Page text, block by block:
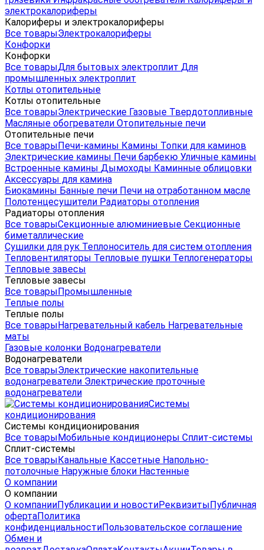
электрокалориферы
Калориферы и электрокалориферы
Все товарыЭлектрокалориферы
Конфорки
Конфорки
Все товарыДля бытовых электроплит Для
промышленных электроплит
Котлы отопительные
Котлы отопительные
Все товарыЭлектрические Газовые Твердотопливные
Масляные обогреватели Отопительные печи
Отопительные печи
Все товарыПечи-камины Камины Топки для каминов
Электрические камины Печи барбекю Уличные камины
Встроенные камины Дымоходы Каминные облицовки
Аксессуары для камина
Биокамины Банные печи Печи на отработанном масле
Полотенцесушители Радиаторы отопления
Радиаторы отопления
Все товарыСекционные алюминиевые Секционные
биметаллические
Сушилки для рук Теплоноситель для систем отопления
Тепловентиляторы Тепловые пушки Теплогенераторы
Тепловые завесы
Тепловые завесы
Все товарыПромышленные
Теплые полы
Теплые полы
Все товарыНагревательный кабель Нагревательные
маты
Газовые колонки Водонагреватели
Водонагреватели
Все товарыЭлектрические накопительные
водонагреватели Электрические проточные
водонагреватели
Системы
кондиционирования
Системы кондиционирования
Все товарыМобильные кондиционеры Сплит-системы
Сплит-системы
Все товарыКанальные Кассетные Напольно-
потолочные Наружные блоки Настенные
О компании
О компании
О компанииПубликации и новостиРеквизитыПубличная
офертаПолитика
конфиденциальностиПользовательское соглашение
Обмен и